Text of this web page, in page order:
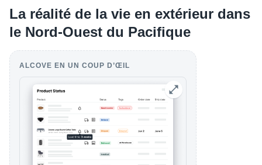
La réalité de la vie en extérieur dans
le Nord-Ouest du Pacifique
ALCOVE EN UN COUP D’ŒIL